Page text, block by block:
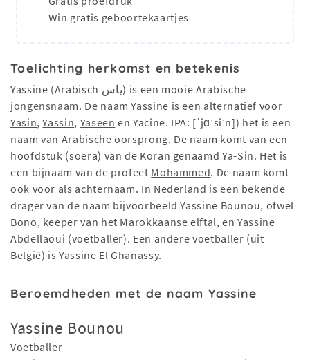
Win gratis geboortekaartjes
Toelichting herkomst en betekenis
Yassine (Arabisch ياس) is een mooie Arabische
jongensnaam. De naam Yassine is een alternatief voor
Yasin,Yassin, Yaseen en Yacine. IPA: [ˈjɑːsiːn]) het is een
naam van Arabische oorsprong. De naam komt van een
hoofdstuk (soera) van de Koran genaamd Ya-Sin. Het is
een bijnaam van de profeet Mohammed. De naam komt
ook voor als achternaam. In Nederland is een bekende
drager van de naam bijvoorbeeld Yassine Bounou, ofwel
Bono, keeper van het Marokkaanse elftal, en Yassine
Abdellaoui (voetballer). Een andere voetballer (uit
België) is Yassine El Ghanassy.
Beroemdheden met de naam Yassine
Yassine Bounou
Voetballer